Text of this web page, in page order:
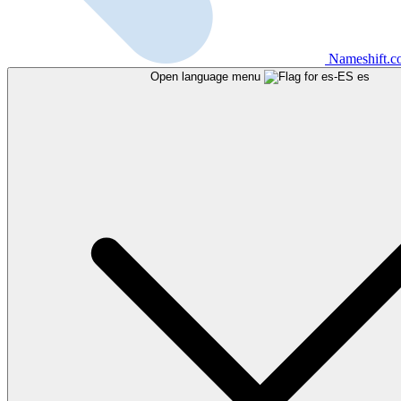
Open language menu es